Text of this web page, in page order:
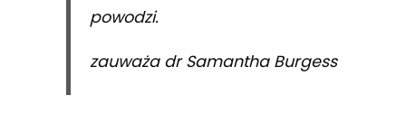
powodzi.
zauważa dr Samantha Burgess